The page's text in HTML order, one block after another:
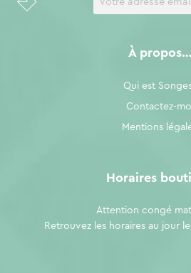
À propos…
Qui est
Contactez-
Mentions
Horaires
Attention congé
Retrouvez les horaires au jour